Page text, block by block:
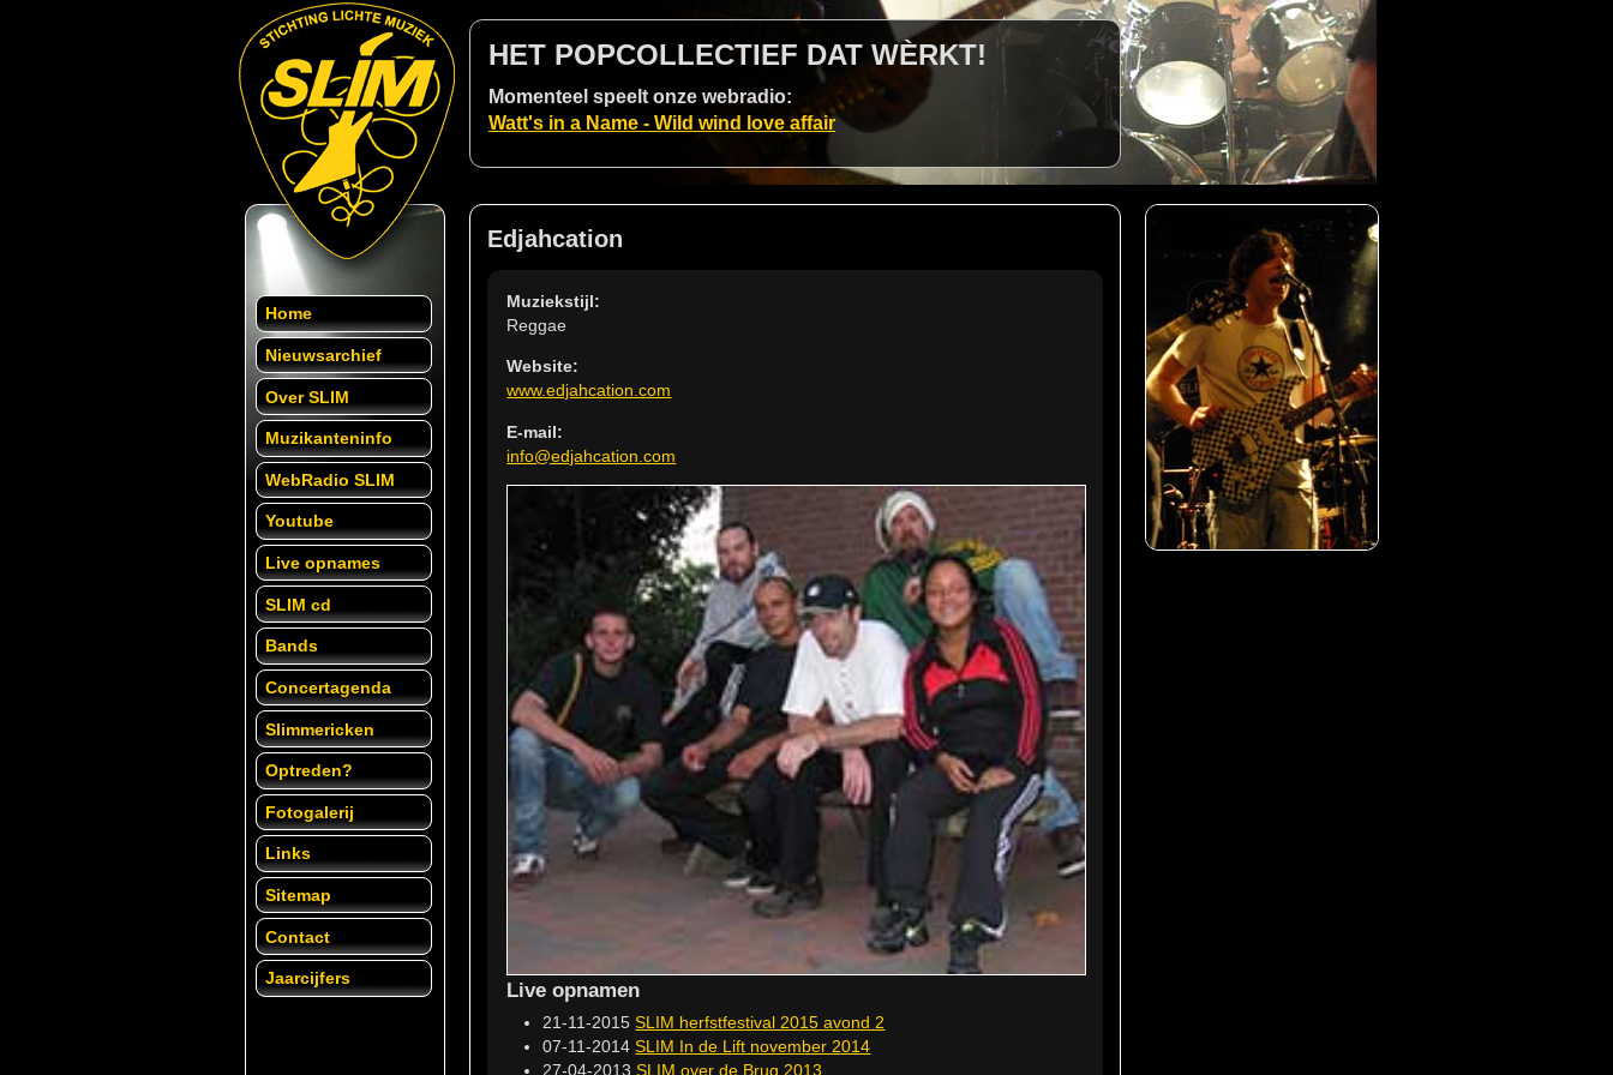
HET POPCOLLECTIEF DAT WÈRKT!
Momenteel speelt onze webradio:
Watt's in a Name - Wild wind love affair
Home
Nieuwsarchief
Over SLIM
Muzikanteninfo
WebRadio SLIM
Youtube
Live opnames
SLIM cd
Bands
Concertagenda
Slimmericken
Optreden?
Fotogalerij
Links
Sitemap
Contact
Jaarcijfers
Edjahcation
Muziekstijl:
Reggae
Website:
www.edjahcation.com
E-mail:
info@edjahcation.com
Live opnamen
21-11-2015SLIM herfstfestival 2015 avond 2
07-11-2014SLIM In de Lift november 2014
27-04-2013SLIM over de Brug 2013